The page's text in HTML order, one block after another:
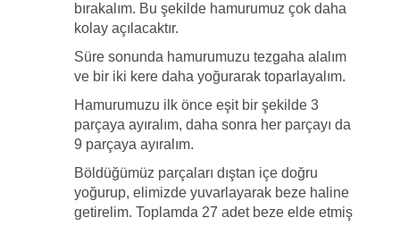
bırakalım. Bu şekilde hamurumuz çok daha
kolay açılacaktır.
Süre sonunda hamurumuzu tezgaha alalım
ve bir iki kere daha yoğurarak toparlayalım.
Hamurumuzu ilk önce eşit bir şekilde 3
parçaya ayıralım, daha sonra her parçayı da
9 parçaya ayıralım.
Böldüğümüz parçaları dıştan içe doğru
yoğurup, elimizde yuvarlayarak beze haline
getirelim. Toplamda 27 adet beze elde etmiş